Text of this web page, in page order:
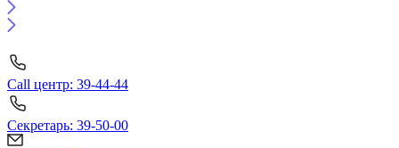
Call центр: 39-44-44
Секретарь: 39-50-00